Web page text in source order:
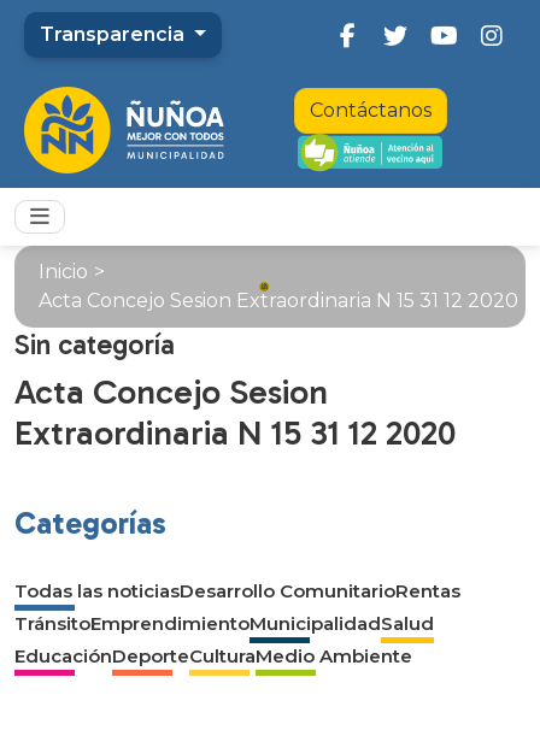
Transparencia
Contáctanos
Inicio >
Acta Concejo Sesion Extraordinaria N 15 31 12 2020
Sin categoría
Acta Concejo Sesion
Extraordinaria N 15 31 12 2020
Categorías
Todas las noticiasDesarrollo ComunitarioRentas
TránsitoEmprendimientoMunicipalidadSalud
EducaciónDeporteCulturaMedio Ambiente